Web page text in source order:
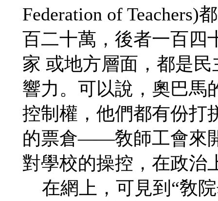
Federation of
百二十萬，後者一百四
家 或地方層面，都是
響力。可以說，奧巴馬
控制權，他們都有份打
的票倉——敎師工會來
對學校的操控，在政治
在網上，可見到“敎